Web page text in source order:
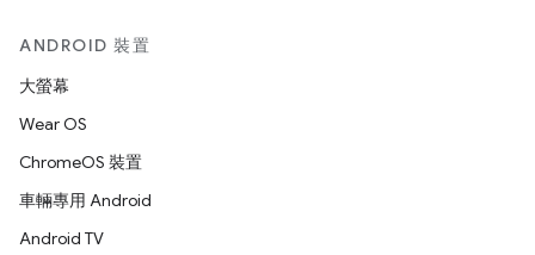
ANDROID 裝置
大螢幕
Wear OS
ChromeOS 裝置
車輛專用 Android
Android TV